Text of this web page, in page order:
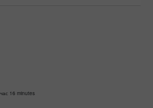
16 minutes